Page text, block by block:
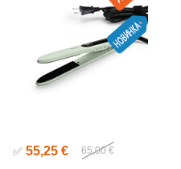
✅ 55,25 € 65,00 €